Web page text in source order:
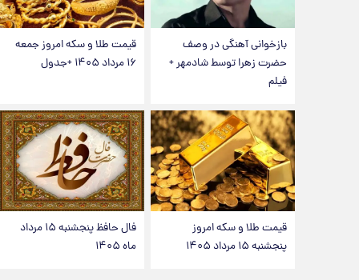
بازخوانی آهنگی در وصف
حضرت زهرا توسط شادمهر +
فیلم
قیمت طلا و سکه امروز جمعه
۱۶ مرداد ۱۴۰۵ +جدول
قیمت طلا و سکه امروز
پنجشنبه ۱۵ مرداد ۱۴۰۵
فال حافظ پنجشنبه ۱۵ مرداد
ماه ۱۴۰۵